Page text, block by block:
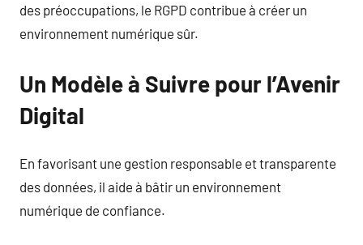
des préoccupations, le RGPD contribue à créer un
environnement numérique sûr.
Un Modèle à Suivre pour l’Avenir
Digital
En favorisant une gestion responsable et transparente
des données, il aide à bâtir un environnement
numérique de confiance.